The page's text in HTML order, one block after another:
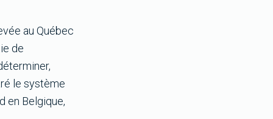
au Québec
de
le système
en Belgique,